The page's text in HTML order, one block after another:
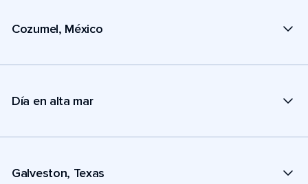
Cozumel, México
Día en alta mar
Galveston, Texas